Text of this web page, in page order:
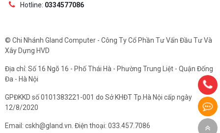
Hotline: 0334577086
© Chi Nhánh Gland Computer - Công Ty Cổ Phần Tư Vấn Đầu Tư Và
Xây Dựng HVD
Địa chỉ: Số 16 Ngõ 16 - Phố Thái Hà - Phường Trung Liệt - Quận Đống
Đa - Hà Nội
GPĐKKD số 0101383221-001 do Sở KHĐT Tp.Hà Nội cấp ngày
12/8/2020
Email: cskh@gland.vn. Điện thoại: 033.457.7086